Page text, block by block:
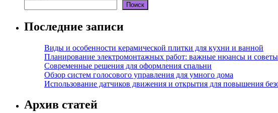
Поиск
Последние записи
Виды и особенности керамической плитки для кухни и ванной
Планирование электромонтажных работ: важные нюансы и советы
Современные решения для оформления спальни
Обзор систем голосового управления для умного дома
Использование датчиков движения и открытия для повышения
Архив статей